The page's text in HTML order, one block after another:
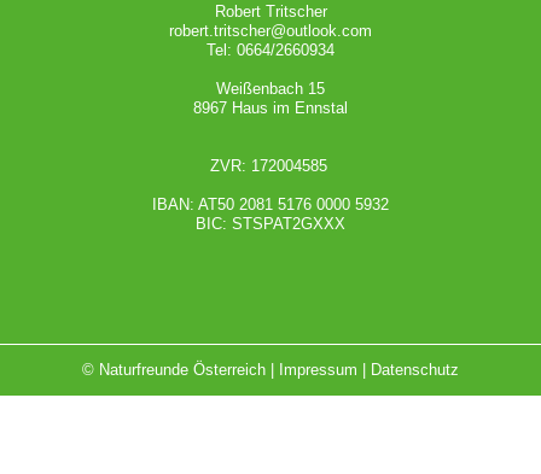
Robert Tritscher
robert.tritscher@outlook.com
Tel: 0664/2660934
Weißenbach 15
8967 Haus im Ennstal
ZVR: 172004585
IBAN: AT50 2081 5176 0000 5932
BIC: STSPAT2GXXX
© Naturfreunde Österreich | Impressum Datenschutz